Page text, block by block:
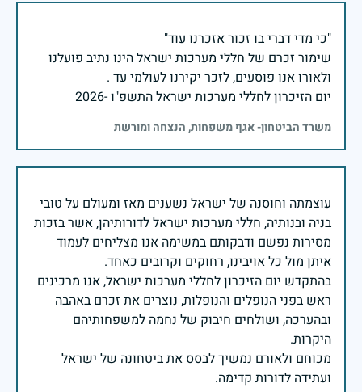
שימור זכרם של חללי מערכות ישראל הינו נתיב פועלנו
יום הזיכרון לחללי מערכות ישראל התשפ"ו -2026
משרד הביטחון- אגף משפחות, הנצחה ומורשת
עוצמתה וחוסנה של ישראל נשענים מאז ומעולם על טובי
בניה ובנותיה, חללי מערכות ישראל לדורותיהן, אשר בזכות
מסירות נפשם ודבקותם במשימה אנו מצליחים לעמוד
בהתקדש יום הזיכרון לחללי מערכות ישראל, אנו מרכינים
ראש בפני הנופלים והנופלות, נוצרים את זכרם באהבה
ובהערכה, ושולחים חיבוק של נחמה למשפחותיהם
מכוחם ולאורם נמשיך לבסס את ביטחונה של ישראל
ועתידה לדורות קדימה.